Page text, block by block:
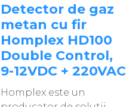
Detector de gaz
metan cu fir
Homplex HD100
Double Control,
9-12VDC + 220VAC
Homplex este un